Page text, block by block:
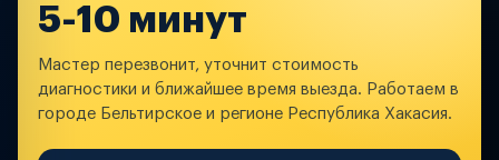
5-10 минут
Мастер перезвонит, уточнит стоимость
диагностики и ближайшее время выезда. Работаем в
городе Бельтирское и регионе Республика Хакасия.